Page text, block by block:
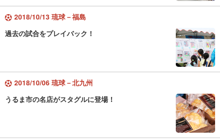
2018/10/13 琉球－福島
過去の試合をプレイバック！
2018/10/06 琉球－北九州
うるま市の名店がスタグルに登場！